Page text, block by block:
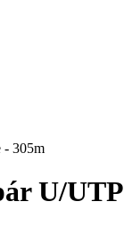
- 305m
U/UTP